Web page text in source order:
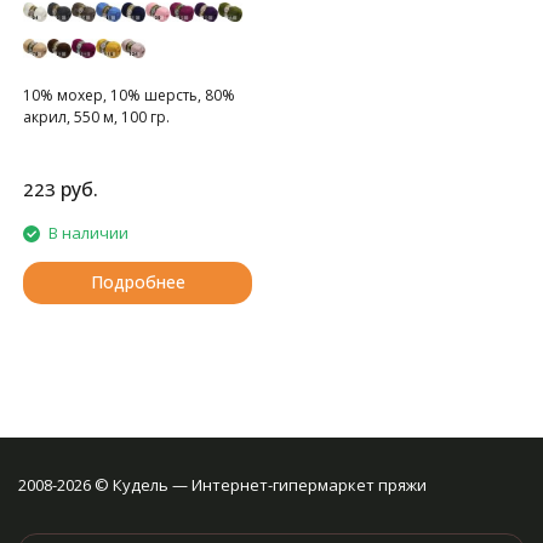
10% мохер, 10% шерсть, 80%
акрил, 550 м, 100 гр.
223 руб.
В наличии
Подробнее
2008-2026 © Кудель — Интернет-гипермаркет пряжи